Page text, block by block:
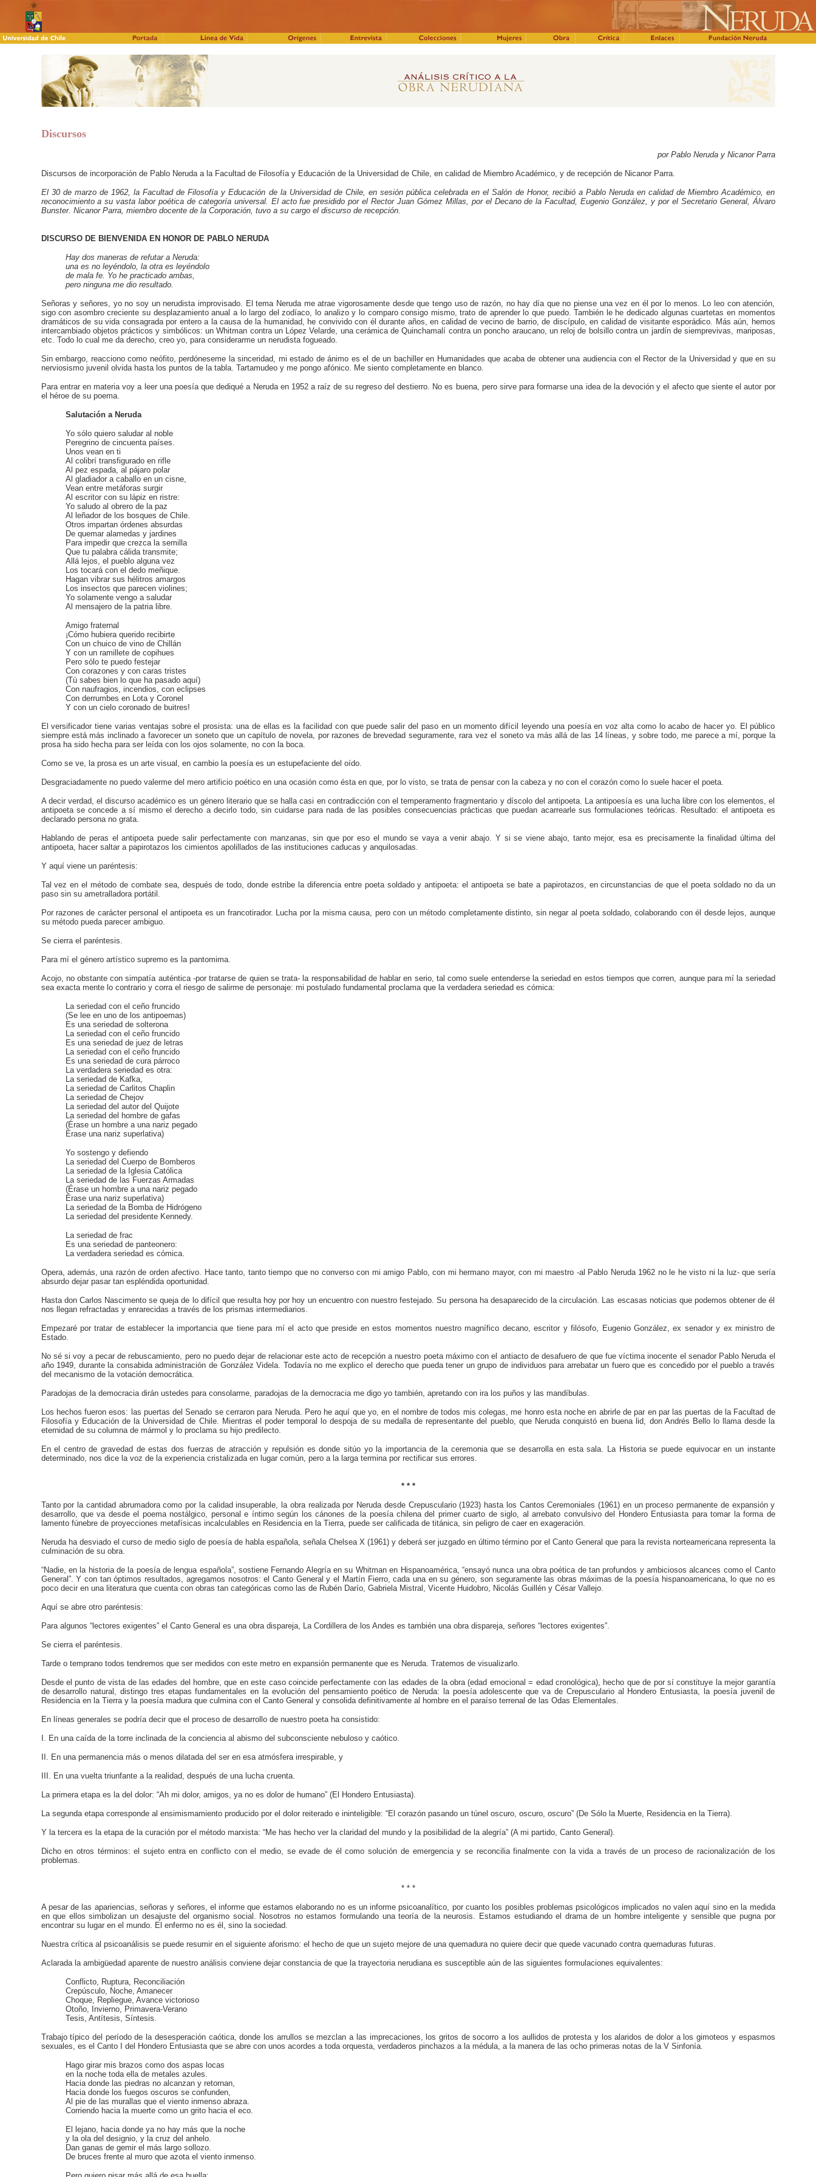
Discursos
por Pablo Neruda y Nicanor Parra
Discursos de incorporación de Pablo Neruda a la Facultad de Filosofía y Educación de la Universidad de Chile, en calidad de Miembro Académico, y de recepción de Nicanor Parra.
El 30 de marzo de 1962, la Facultad de Filosofía y Educación de la Universidad de Chile, en sesión pública celebrada en el Salón de Honor, recibió a Pablo Neruda en calidad de Miembro Académico, en
reconocimiento a su vasta labor poética de categoría universal. El acto fue presidido por el Rector Juan Gómez Millas, por el Decano de la Facultad, Eugenio González, y por el Secretario General, Álvaro
Bunster. Nicanor Parra, miembro docente de la Corporación, tuvo a su cargo el discurso de recepción.
DISCURSO DE BIENVENIDA EN HONOR DE PABLO NERUDA
Hay dos maneras de refutar a Neruda:
una es no leyéndolo, la otra es leyéndolo
de mala fe. Yo he practicado ambas,
pero ninguna me dio resultado.
Señoras y señores, yo no soy un nerudista improvisado. El tema Neruda me atrae vigorosamente desde que tengo uso de razón, no hay día que no piense una vez en él por lo menos. Lo leo con atención,
sigo con asombro creciente su desplazamiento anual a lo largo del zodíaco, lo analizo y lo comparo consigo mismo, trato de aprender lo que puedo. También le he dedicado algunas cuartetas en momentos
dramáticos de su vida consagrada por entero a la causa de la humanidad, he convivido con él durante años, en calidad de vecino de barrio, de discípulo, en calidad de visitante esporádico. Más aún, hemos
intercambiado objetos prácticos y simbólicos: un Whitman contra un López Velarde, una cerámica de Quinchamalí contra un poncho araucano, un reloj de bolsillo contra un jardín de siemprevivas, mariposas,
etc. Todo lo cual me da derecho, creo yo, para considerarme un nerudista fogueado.
Sin embargo, reacciono como neófito, perdóneseme la sinceridad, mi estado de ánimo es el de un bachiller en Humanidades que acaba de obtener una audiencia con el Rector de la Universidad y que en su
nerviosismo juvenil olvida hasta los puntos de la tabla. Tartamudeo y me pongo afónico. Me siento completamente en blanco.
Para entrar en materia voy a leer una poesía que dediqué a Neruda en 1952 a raíz de su regreso del destierro. No es buena, pero sirve para formarse una idea de la devoción y el afecto que siente el autor por
el héroe de su poema.
Salutación a Neruda
Yo sólo quiero saludar al noble
Peregrino de cincuenta países.
Unos vean en ti
Al colibrí transfigurado en rifle
Al pez espada, al pájaro polar
Al gladiador a caballo en un cisne,
Vean entre metáforas surgir
Al escritor con su lápiz en ristre:
Yo saludo al obrero de la paz
Al leñador de los bosques de Chile.
Otros impartan órdenes absurdas
De quemar alamedas y jardines
Para impedir que crezca la semilla
Que tu palabra cálida transmite;
Allá lejos, el pueblo alguna vez
Los tocará con el dedo meñique.
Hagan vibrar sus hélitros amargos
Los insectos que parecen violines;
Yo solamente vengo a saludar
Al mensajero de la patria libre.
Amigo fraternal
¡Cómo hubiera querido recibirte
Con un chuico de vino de Chillán
Y con un ramillete de copihues
Pero sólo te puedo festejar
Con corazones y con caras tristes
(Tú sabes bien lo que ha pasado aquí)
Con naufragios, incendios, con eclipses
Con derrumbes en Lota y Coronel
Y con un cielo coronado de buitres!
El versificador tiene varias ventajas sobre el prosista: una de ellas es la facilidad con que puede salir del paso en un momento difícil leyendo una poesía en voz alta como lo acabo de hacer yo. El público
siempre está más inclinado a favorecer un soneto que un capítulo de novela, por razones de brevedad seguramente, rara vez el soneto va más allá de las 14 líneas, y sobre todo, me parece a mí, porque la
prosa ha sido hecha para ser leída con los ojos solamente, no con la boca.
Como se ve, la prosa es un arte visual, en cambio la poesía es un estupefaciente del oído.
Desgraciadamente no puedo valerme del mero artificio poético en una ocasión como ésta en que, por lo visto, se trata de pensar con la cabeza y no con el corazón como lo suele hacer el poeta.
A decir verdad, el discurso académico es un género literario que se halla casi en contradicción con el temperamento fragmentario y díscolo del antipoeta. La antipoesía es una lucha libre con los elementos, el
antipoeta se concede a sí mismo el derecho a decirlo todo, sin cuidarse para nada de las posibles consecuencias prácticas que puedan acarrearle sus formulaciones teóricas. Resultado: el antipoeta es
declarado persona no grata.
Hablando de peras el antipoeta puede salir perfectamente con manzanas, sin que por eso el mundo se vaya a venir abajo. Y si se viene abajo, tanto mejor, esa es precisamente la finalidad última del
antipoeta, hacer saltar a papirotazos los cimientos apolillados de las instituciones caducas y anquilosadas.
Y aquí viene un paréntesis:
Tal vez en el método de combate sea, después de todo, donde estribe la diferencia entre poeta soldado y antipoeta: el antipoeta se bate a papirotazos, en circunstancias de que el poeta soldado no da un
paso sin su ametralladora portátil.
Por razones de carácter personal el antipoeta es un francotirador. Lucha por la misma causa, pero con un método completamente distinto, sin negar al poeta soldado, colaborando con él desde lejos, aunque
su método pueda parecer ambiguo.
Se cierra el paréntesis.
Para mí el género artístico supremo es la pantomima.
Acojo, no obstante con simpatía auténtica -por tratarse de quien se trata- la responsabilidad de hablar en serio, tal como suele entenderse la seriedad en estos tiempos que corren, aunque para mí la seriedad
sea exacta mente lo contrario y corra el riesgo de salirme de personaje: mi postulado fundamental proclama que la verdadera seriedad es cómica:
La seriedad con el ceño fruncido
(Se lee en uno de los antipoemas)
Es una seriedad de solterona
La seriedad con el ceño fruncido
Es una seriedad de juez de letras
La seriedad con el ceño fruncido
Es una seriedad de cura párroco
La verdadera seriedad es otra:
La seriedad de Kafka,
La seriedad de Carlitos Chaplin
La seriedad de Chejov
La seriedad del autor del Quijote
La seriedad del hombre de gafas
(Érase un hombre a una nariz pegado
Érase una nariz superlativa)
Yo sostengo y defiendo
La seriedad del Cuerpo de Bomberos
La seriedad de la Iglesia Católica
La seriedad de las Fuerzas Armadas
(Érase un hombre a una nariz pegado
Érase una nariz superlativa)
La seriedad de la Bomba de Hidrógeno
La seriedad del presidente Kennedy.
La seriedad de frac
Es una seriedad de panteonero:
La verdadera seriedad es cómica.
Opera, además, una razón de orden afectivo. Hace tanto, tanto tiempo que no converso con mi amigo Pablo, con mi hermano mayor, con mi maestro -al Pablo Neruda 1962 no le he visto ni la luz- que sería
absurdo dejar pasar tan espléndida oportunidad.
Hasta don Carlos Nascimento se queja de lo difícil que resulta hoy por hoy un encuentro con nuestro festejado. Su persona ha desaparecido de la circulación. Las escasas noticias que podemos obtener de él
nos llegan refractadas y enrarecidas a través de los prismas intermediarios.
Empezaré por tratar de establecer la importancia que tiene para mí el acto que preside en estos momentos nuestro magnífico decano, escritor y filósofo, Eugenio González, ex senador y ex ministro de
Estado.
No sé si voy a pecar de rebuscamiento, pero no puedo dejar de relacionar este acto de recepción a nuestro poeta máximo con el antiacto de desafuero de que fue víctima inocente el senador Pablo Neruda el
año 1949, durante la consabida administración de González Videla. Todavía no me explico el derecho que pueda tener un grupo de individuos para arrebatar un fuero que es concedido por el pueblo a través
del mecanismo de la votación democrática.
Paradojas de la democracia dirán ustedes para consolarme, paradojas de la democracia me digo yo también, apretando con ira los puños y las mandíbulas.
Los hechos fueron esos: las puertas del Senado se cerraron para Neruda. Pero he aquí que yo, en el nombre de todos mis colegas, me honro esta noche en abrirle de par en par las puertas de la Facultad de
Filosofía y Educación de la Universidad de Chile. Mientras el poder temporal lo despoja de su medalla de representante del pueblo, que Neruda conquistó en buena lid, don Andrés Bello lo llama desde la
eternidad de su columna de mármol y lo proclama su hijo predilecto.
En el centro de gravedad de estas dos fuerzas de atracción y repulsión es donde sitúo yo la importancia de la ceremonia que se desarrolla en esta sala. La Historia se puede equivocar en un instante
determinado, nos dice la voz de la experiencia cristalizada en lugar común, pero a la larga termina por rectificar sus errores.
* * *
Tanto por la cantidad abrumadora como por la calidad insuperable, la obra realizada por Neruda desde Crepusculario (1923) hasta los Cantos Ceremoniales (1961) en un proceso permanente de expansión y
desarrollo, que va desde el poema nostálgico, personal e íntimo según los cánones de la poesía chilena del primer cuarto de siglo, al arrebato convulsivo del Hondero Entusiasta para tomar la forma de
lamento fúnebre de proyecciones metafísicas incalculables en Residencia en la Tierra, puede ser calificada de titánica, sin peligro de caer en exageración.
Neruda ha desviado el curso de medio siglo de poesía de habla española, señala Chelsea X (1961) y deberá ser juzgado en último término por el Canto General que para la revista norteamericana representa la
culminación de su obra.
“Nadie, en la historia de la poesía de lengua española”, sostiene Fernando Alegría en su Whitman en Hispanoamérica, “ensayó nunca una obra poética de tan profundos y ambiciosos alcances como el Canto
General”. Y con tan óptimos resultados, agregamos nosotros: el Canto General y el Martín Fierro, cada una en su género, son seguramente las obras máximas de la poesía hispanoamericana, lo que no es
poco decir en una literatura que cuenta con obras tan categóricas como las de Rubén Darío, Gabriela Mistral, Vicente Huidobro, Nicolás Guillén y César Vallejo.
Aquí se abre otro paréntesis:
Para algunos “lectores exigentes” el Canto General es una obra dispareja, La Cordillera de los Andes es también una obra dispareja, señores “lectores exigentes”.
Se cierra el paréntesis.
Tarde o temprano todos tendremos que ser medidos con este metro en expansión permanente que es Neruda. Tratemos de visualizarlo.
Desde el punto de vista de las edades del hombre, que en este caso coincide perfectamente con las edades de la obra (edad emocional = edad cronológica), hecho que de por sí constituye la mejor garantía
de desarrollo natural, distingo tres etapas fundamentales en la evolución del pensamiento poético de Neruda: la poesía adolescente que va de Crepusculario al Hondero Entusiasta, la poesía juvenil de
Residencia en la Tierra y la poesía madura que culmina con el Canto General y consolida definitivamente al hombre en el paraíso terrenal de las Odas Elementales.
En líneas generales se podría decir que el proceso de desarrollo de nuestro poeta ha consistido:
I. En una caída de la torre inclinada de la conciencia al abismo del subconsciente nebuloso y caótico.
II. En una permanencia más o menos dilatada del ser en esa atmósfera irrespirable, y
III. En una vuelta triunfante a la realidad, después de una lucha cruenta.
La primera etapa es la del dolor: “Ah mi dolor, amigos, ya no es dolor de humano” (El Hondero Entusiasta).
La segunda etapa corresponde al ensimismamiento producido por el dolor reiterado e ininteligible: “El corazón pasando un túnel oscuro, oscuro, oscuro” (De Sólo la Muerte, Residencia en la Tierra).
Y la tercera es la etapa de la curación por el método marxista: “Me has hecho ver la claridad del mundo y la posibilidad de la alegría” (A mi partido, Canto General).
Dicho en otros términos: el sujeto entra en conflicto con el medio, se evade de él como solución de emergencia y se reconcilia finalmente con la vida a través de un proceso de racionalización de los
problemas.
* * *
A pesar de las apariencias, señoras y señores, el informe que estamos elaborando no es un informe psicoanalítico, por cuanto los posibles problemas psicológicos implicados no valen aquí sino en la medida
en que ellos simbolizan un desajuste del organismo social. Nosotros no estamos formulando una teoría de la neurosis. Estamos estudiando el drama de un hombre inteligente y sensible que pugna por
encontrar su lugar en el mundo. El enfermo no es él, sino la sociedad.
Nuestra crítica al psicoanálisis se puede resumir en el siguiente aforismo: el hecho de que un sujeto mejore de una quemadura no quiere decir que quede vacunado contra quemaduras futuras.
Aclarada la ambigüedad aparente de nuestro análisis conviene dejar constancia de que la trayectoria nerudiana es susceptible aún de las siguientes formulaciones equivalentes:
Conflicto, Ruptura, Reconciliación
Crepúsculo, Noche, Amanecer
Choque, Repliegue, Avance victorioso
Otoño, Invierno, Primavera-Verano
Tesis, Antítesis, Síntesis.
Trabajo típico del período de la desesperación caótica, donde los arrullos se mezclan a las imprecaciones, los gritos de socorro a los aullidos de protesta y los alaridos de dolor a los gimoteos y espasmos
sexuales, es el Canto I del Hondero Entusiasta que se abre con unos acordes a toda orquesta, verdaderos pinchazos a la médula, a la manera de las ocho primeras notas de la V Sinfonía.
Hago girar mis brazos como dos aspas locas
en la noche toda ella de metales azules.
Hacia donde las piedras no alcanzan y retornan,
Hacia donde los fuegos oscuros se confunden,
Al pie de las murallas que el viento inmenso abraza.
Corriendo hacia la muerte como un grito hacia el eco.
El lejano, hacia donde ya no hay más que la noche
y la ola del designio, y la cruz del anhelo.
Dan ganas de gemir el más largo sollozo.
De bruces frente al muro que azota el viento inmenso.